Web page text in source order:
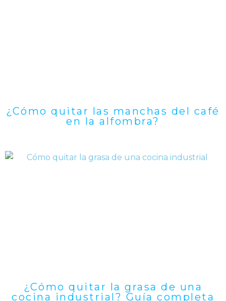
¿Cómo quitar las manchas del café
en la alfombra?
¿Cómo quitar la grasa de una
cocina industrial? Guía completa